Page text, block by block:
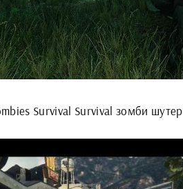
Survival Survival зомби шутер